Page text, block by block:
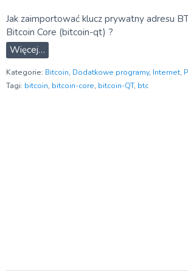
Jak zaimportować klucz prywatny adresu
Bitcoin Core (bitcoin-qt) ?
Więcej…
Kategorie: Bitcoin, Dodatkowe programy, Internet,
Tagi: bitcoin, bitcoin-core, bitcoin-QT, btc